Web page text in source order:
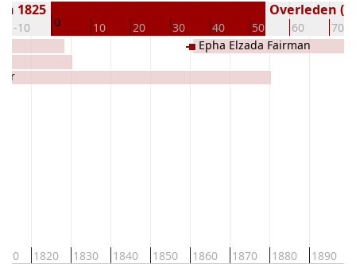
-10 0 10 20 30 40 50 60 70
1825 Overleden (
1820 1830 1840 1850 1860 1870 1880 1890
Epha Elzada Fairman